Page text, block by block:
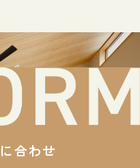
合わせ